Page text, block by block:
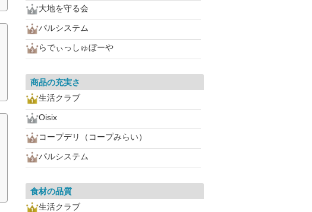
大地を守る会
パルシステム
らでぃっしゅぼーや
商品の充実さ
生活クラブ
Oisix
コープデリ（コープみらい）
パルシステム
食材の品質
生活クラブ